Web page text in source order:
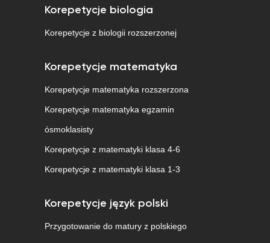
Korepetycje biologia
Korepetycje z biologii rozszerzonej
Korepetycje matematyka
Korepetycje matematyka rozszerzona
Korepetycje matematyka egzamin
ósmoklasisty
Korepetycje z matematyki klasa 4-6
Korepetycje z matematyki klasa 1-3
Korepetycje język polski
Przygotowanie do matury z polskiego